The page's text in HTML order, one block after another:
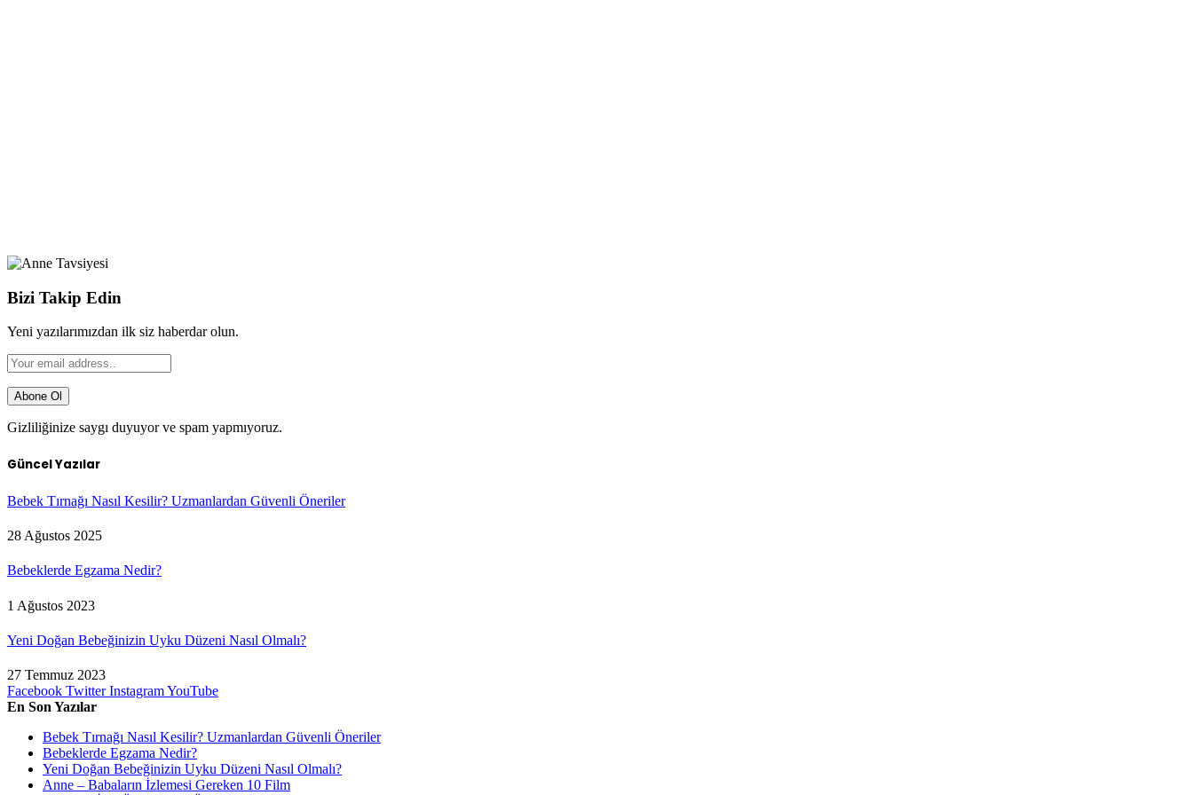
Bizi Takip Edin
Yeni yazılarımızdan ilk siz haberdar olun.
Gizliliğinize saygı duyuyor ve spam yapmıyoruz.
Güncel Yazılar
Bebek Tırnağı Nasıl Kesilir? Uzmanlardan Güvenli Öneriler
28 Ağustos 2025
Bebeklerde Egzama Nedir?
1 Ağustos 2023
Yeni Doğan Bebeğinizin Uyku Düzeni Nasıl Olmalı?
27 Temmuz 2023
Facebook Twitter InstagramYouTube
En Son Yazılar
Bebek Tırnağı Nasıl Kesilir? Uzmanlardan Güvenli Öneriler
Bebeklerde Egzama Nedir?
Yeni Doğan Bebeğinizin Uyku Düzeni Nasıl Olmalı?
Anne – Babaların İzlemesi Gereken 10 Film